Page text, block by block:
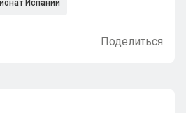
Испании
Поделиться